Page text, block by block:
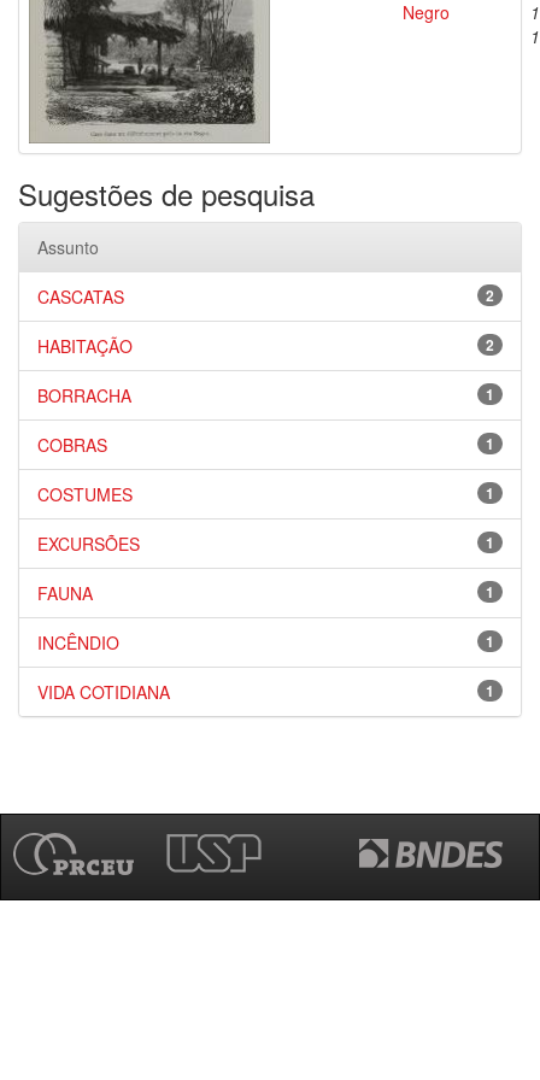
Negro
Sugestões de pesquisa
Assunto
2
CASCATAS
2
HABITAÇÃO
1
BORRACHA
1
COBRAS
1
COSTUMES
1
EXCURSÕES
1
FAUNA
1
INCÊNDIO
1
VIDA COTIDIANA